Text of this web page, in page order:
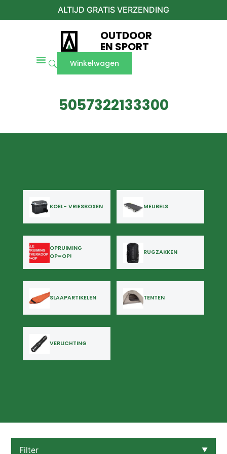
ALTIJD GRATIS VERZENDING
OUTDOOR
EN SPORT
Winkelwagen
5057322133300
KOEL- VRIESBOXEN MEUBELS
OPRUIMING
OP=OP!
RUGZAKKEN
SLAAPARTIKELEN TENTEN
VERLICHTING
Filter ▼